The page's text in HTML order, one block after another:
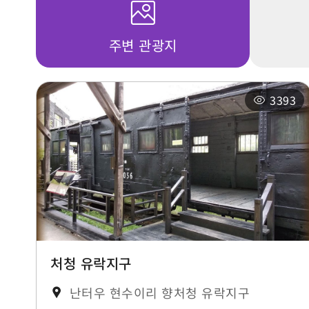
주변 관광지
3393
처청 유락지구
난터우 현수이리 향처청 유락지구